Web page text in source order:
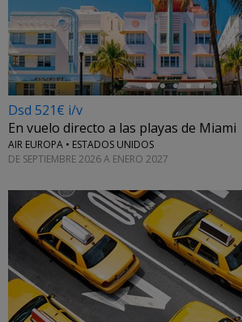
←
Dsd 521€ i/v
En vuelo directo a las playas de Miami
AIR EUROPA • ESTADOS UNIDOS
DE SEPTIEMBRE 2026 A ENERO 2027